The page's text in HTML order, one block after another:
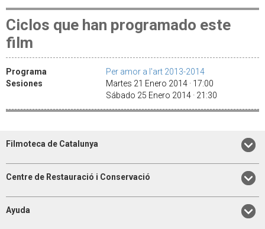
Ciclos que han programado este
film
Programa
Per amor a l'art 2013-2014
Sesiones
Martes 21 Enero 2014 · 17:00
Sábado 25 Enero 2014 · 21:30
Filmoteca de Catalunya
Centre de Restauració i Conservació
Ayuda